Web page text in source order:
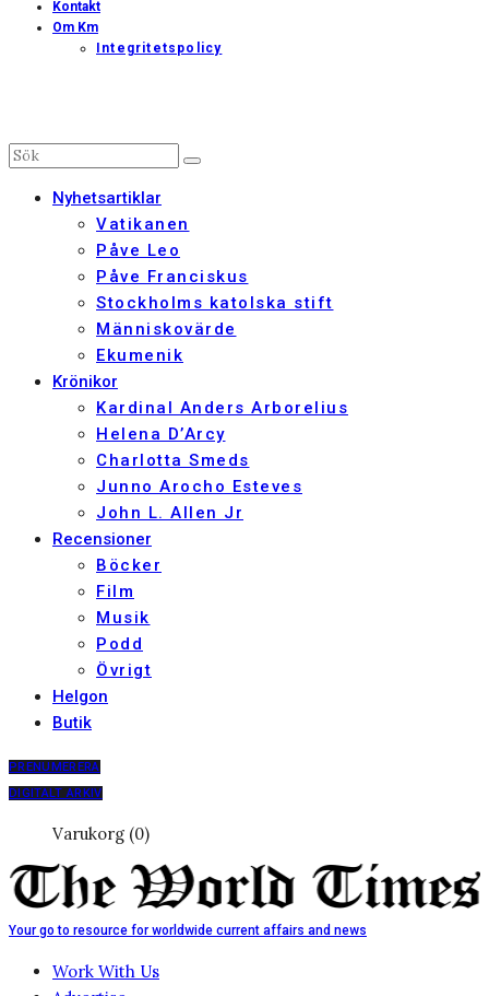
Kontakt
Om Km
Integritetspolicy
Nyhetsartiklar
Vatikanen
Påve Leo
Påve Franciskus
Stockholms katolska stift
Människovärde
Ekumenik
Krönikor
Kardinal Anders Arborelius
Helena D’Arcy
Charlotta Smeds
Junno Arocho Esteves
John L. Allen Jr
Recensioner
Böcker
Film
Musik
Podd
Övrigt
Helgon
Butik
PRENUMERERA
DIGITALT ARKIV
Varukorg (0)
Your go to resource for worldwide current affairs and news
Work With Us